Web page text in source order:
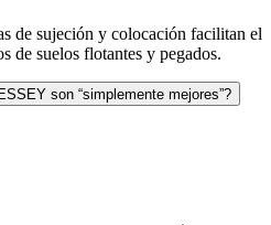
de sujeción y colocación facilitan el
de suelos flotantes y pegados.
son “simplemente mejores”?